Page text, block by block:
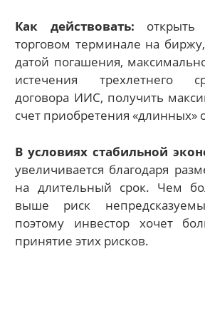
Как действовать:
торговом терминале на
датой погашения,
истечения трехлетнего
договора ИИС, получить
счет приобретения «длинных»
В условиях стабильной
увеличивается благодаря
на длительный срок. Чем
выше риск
поэтому инвестор хочет
принятие этих рисков.